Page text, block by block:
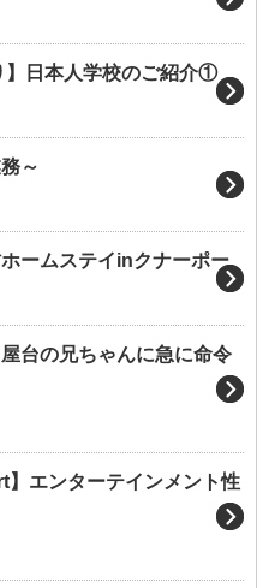
】日本人学校のご紹介①
～
ームステイinクナーポー
台の兄ちゃんに急に命令
エンターテインメント性